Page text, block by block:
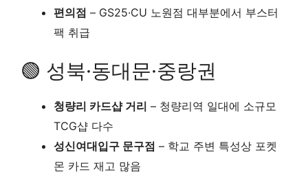
편의점 – GS25·CU 노원점 대부분에서 부스터
팩 취급
🟢 성북·동대문·중랑권
청량리 카드샵 거리 – 청량리역 일대에 소규모
TCG샵 다수
성신여대입구 문구점 – 학교 주변 특성상 포켓
몬 카드 재고 많음